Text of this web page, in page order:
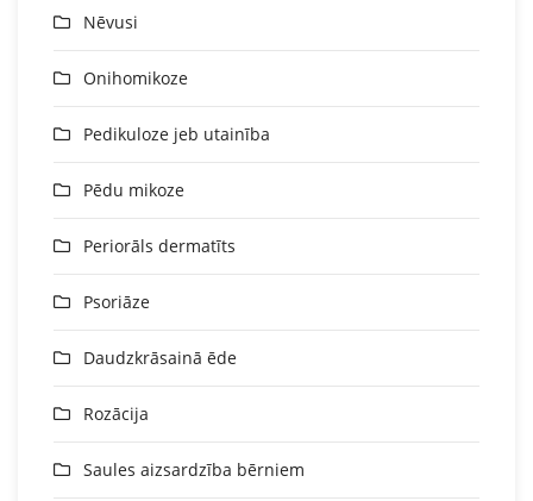
Nēvusi
Onihomikoze
Pedikuloze jeb utainība
Pēdu mikoze
Periorāls dermatīts
Psoriāze
Daudzkrāsainā ēde
Rozācija
Saules aizsardzība bērniem